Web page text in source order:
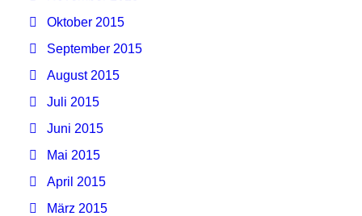
Oktober 2015
September 2015
August 2015
Juli 2015
Juni 2015
Mai 2015
April 2015
März 2015